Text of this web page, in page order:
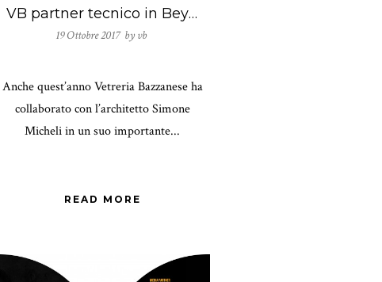
VB partner tecnico in Beyond the Luxury by Simone Micheli
19 Ottobre 2017 by vb
Anche quest’anno Vetreria Bazzanese ha
collaborato con l’architetto Simone
Micheli in un suo importante...
READ MORE